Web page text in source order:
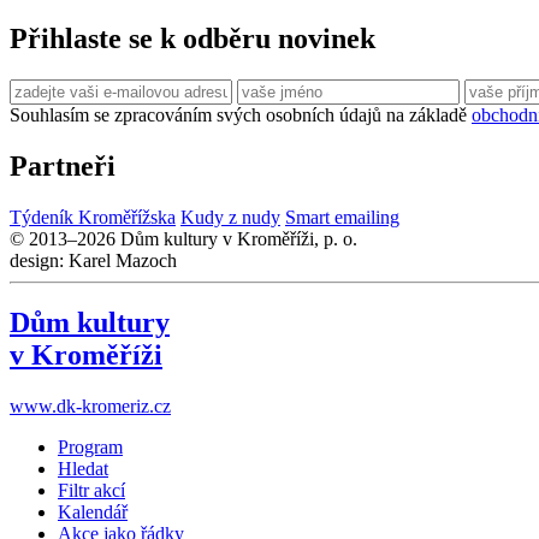
Přihlaste se k odběru novinek
Souhlasím se zpracováním svých osobních údajů na základě
Partneři
Týdeník Kroměřížska Kudy z nudy Smart emailing
© 2013–2026 Dům kultury v Kroměříži, p. o.
design: Karel Mazoch
Dům kultury
v Kroměříži
www.dk-kromeriz.cz
Program
Hledat
Filtr akcí
Kalendář
Akce jako řádky